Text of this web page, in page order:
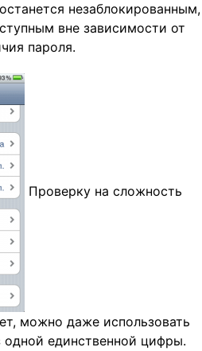
незаблокированным,
вне зависимости от
пароля.
Проверку на сложность
можно даже использовать
единственной цифры.